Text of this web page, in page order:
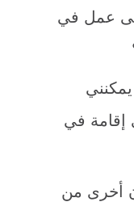
عمل في
يمكنني
إقامة في
أخرى من